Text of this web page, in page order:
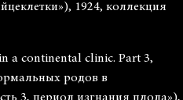
1924, коллекция
a continental clinic. Part 3,
родов в